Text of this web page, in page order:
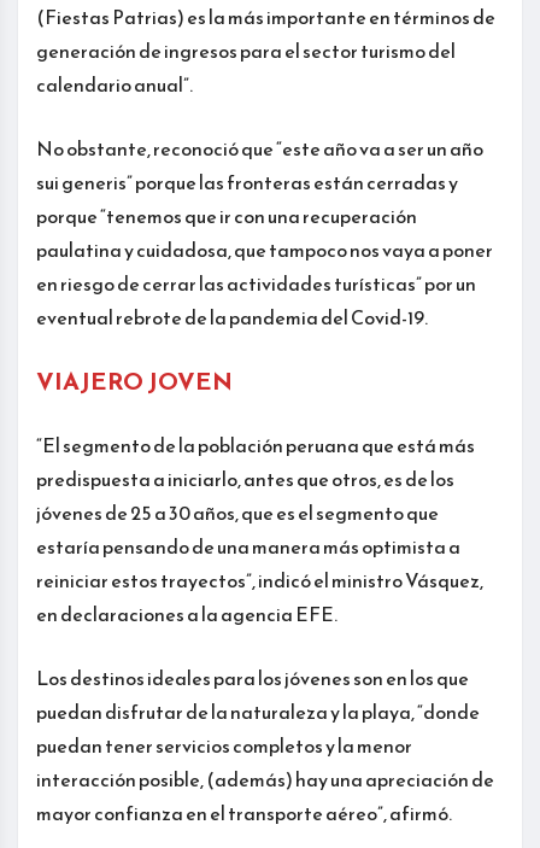
(Fiestas Patrias) es la más importante en términos de
generación de ingresos para el sector turismo del
calendario anual”.
No obstante, reconoció que “este año va a ser un año
sui generis” porque las fronteras están cerradas y
porque “tenemos que ir con una recuperación
paulatina y cuidadosa, que tampoco nos vaya a poner
en riesgo de cerrar las actividades turísticas” por un
eventual rebrote de la pandemia del Covid-19.
VIAJERO JOVEN
“El segmento de la población peruana que está más
predispuesta a iniciarlo, antes que otros, es de los
jóvenes de 25 a 30 años, que es el segmento que
estaría pensando de una manera más optimista a
reiniciar estos trayectos”, indicó el ministro Vásquez,
en declaraciones a la agencia EFE.
Los destinos ideales para los jóvenes son en los que
puedan disfrutar de la naturaleza y la playa, “donde
puedan tener servicios completos y la menor
interacción posible, (además) hay una apreciación de
mayor confianza en el transporte aéreo”, afirmó.